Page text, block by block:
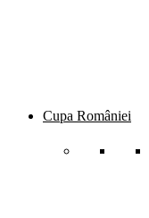
Cupa României